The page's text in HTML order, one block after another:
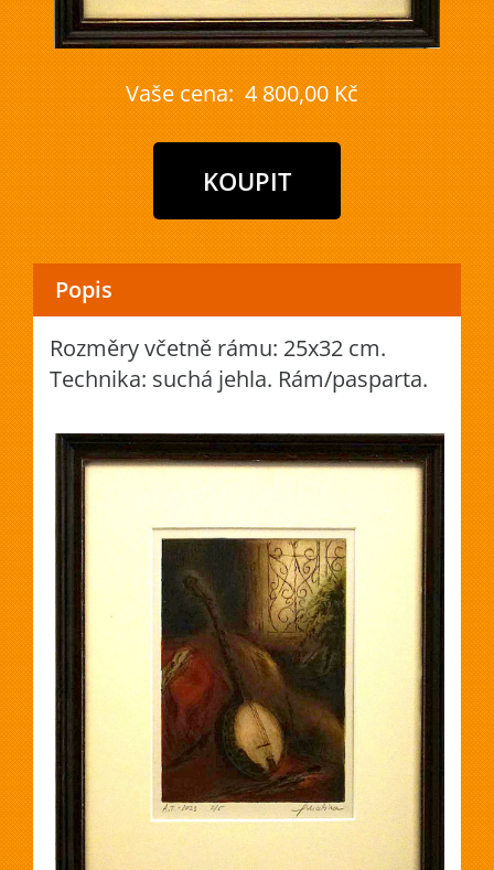
Vaše cena: 4 800,00 Kč
Popis
Rozměry včetně rámu: 25x32 cm.
Technika: suchá jehla. Rám/pasparta.